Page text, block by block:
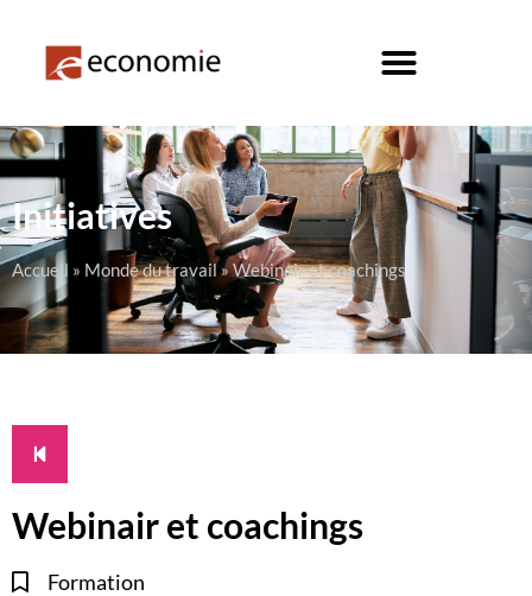
Initiatives
Accueil » Monde du travail»Webinair et coachings
Webinair et coachings
Formation